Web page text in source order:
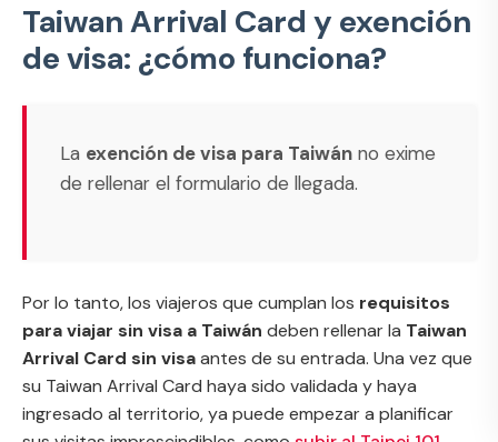
Taiwan Arrival Card y exención
de visa: ¿cómo funciona?
La exención de visa para Taiwán no exime
de rellenar el formulario de llegada.
Por lo tanto, los viajeros que cumplan los requisitos
para viajar sin visa a Taiwán deben rellenar la Taiwan
Arrival Card sin visaantes de su entrada. Una vez que
su Taiwan Arrival Card haya sido validada y haya
ingresado al territorio, ya puede empezar a planificar